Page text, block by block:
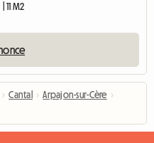
M2
› Cantal › Arpajon-sur-Cère ›